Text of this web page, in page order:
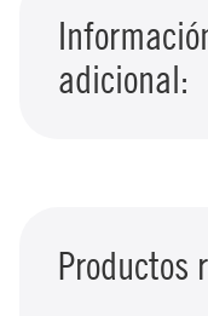
adicional:
Productos